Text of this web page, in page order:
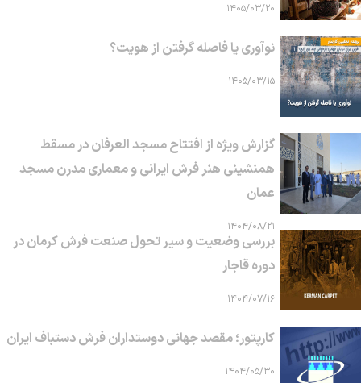
۱۴۰۵/۰۳/۲۰
نوآوری یا فاصله گرفتن از هویت؟
۱۴۰۵/۰۳/۱۵
گزارش ویژه از افتتاح مسجد العرفان در مسقط
همنشینی هنر فرش ایرانی و معماری مدرن مسجد
عمان
۱۴۰۴/۰۸/۲۱
بررسی وضعیت و سیر تحول صنعت فرش کرمان در
دوره قاجار
۱۴۰۴/۰۷/۱۶
کارپتور؛ مقصد جهانی دوستداران فرش دستباف ایران
۱۴۰۴/۰۵/۳۰